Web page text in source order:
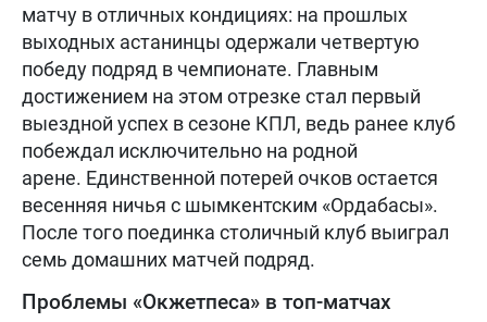
матчу в отличных кондициях: на прошлых
выходных астанинцы одержали четвертую
победу подряд в чемпионате. Главным
достижением на этом отрезке стал первый
выездной успех в сезоне КПЛ, ведь ранее клуб
побеждал исключительно на родной
арене. Единственной потерей очков остается
весенняя ничья с шымкентским «Ордабасы».
После того поединка столичный клуб выиграл
семь домашних матчей подряд.
Проблемы «Окжетпеса» в топ-матчах